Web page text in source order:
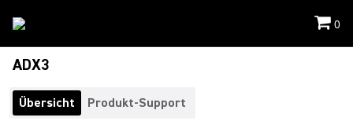
0
ADX3
Übersicht Produkt-Support